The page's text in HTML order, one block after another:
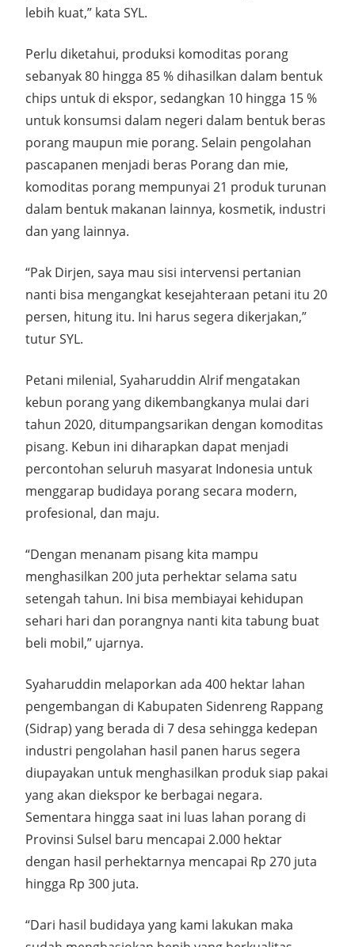
lebih kuat,” kata SYL.
Perlu diketahui, produksi komoditas porang
sebanyak 80 hingga 85 % dihasilkan dalam bentuk
chips untuk di ekspor, sedangkan 10 hingga 15 %
untuk konsumsi dalam negeri dalam bentuk beras
porang maupun mie porang. Selain pengolahan
pascapanen menjadi beras Porang dan mie,
komoditas porang mempunyai 21 produk turunan
dalam bentuk makanan lainnya, kosmetik, industri
dan yang lainnya.
“Pak Dirjen, saya mau sisi intervensi pertanian
nanti bisa mengangkat kesejahteraan petani itu 20
persen, hitung itu. Ini harus segera dikerjakan,”
tutur SYL.
Petani milenial, Syaharuddin Alrif mengatakan
kebun porang yang dikembangkanya mulai dari
tahun 2020, ditumpangsarikan dengan komoditas
pisang. Kebun ini diharapkan dapat menjadi
percontohan seluruh masyarat Indonesia untuk
menggarap budidaya porang secara modern,
profesional, dan maju.
“Dengan menanam pisang kita mampu
menghasilkan 200 juta perhektar selama satu
setengah tahun. Ini bisa membiayai kehidupan
sehari hari dan porangnya nanti kita tabung buat
beli mobil,” ujarnya.
Syaharuddin melaporkan ada 400 hektar lahan
pengembangan di Kabupaten Sidenreng Rappang
(Sidrap) yang berada di 7 desa sehingga kedepan
industri pengolahan hasil panen harus segera
diupayakan untuk menghasilkan produk siap pakai
yang akan diekspor ke berbagai negara.
Sementara hingga saat ini luas lahan porang di
Provinsi Sulsel baru mencapai 2.000 hektar
dengan hasil perhektarnya mencapai Rp 270 juta
hingga Rp 300 juta.
“Dari hasil budidaya yang kami lakukan maka